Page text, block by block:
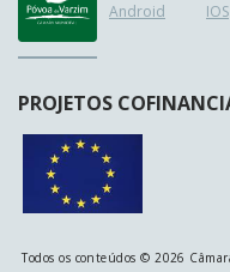
Android IOS
PROJETOS
Todos os conteúdos © 2026